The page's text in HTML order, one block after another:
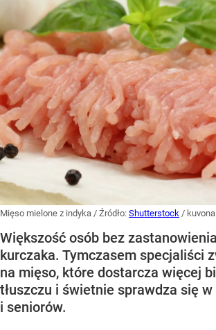
Mięso mielone z indyka / Źródło: Shutterstock / kuvona
Większość osób bez
kurczaka. Tymczasem specjaliści
na mięso, które dostarcza więcej
tłuszczu i świetnie sprawdza się
i seniorów.